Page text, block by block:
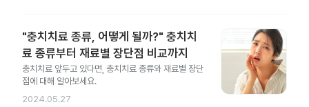
"충치치료 종류, 어떻게 될까?" 충치치
료 종류부터 재료별 장단점 비교까지
충치치료 앞두고 있다면, 충치치료 종류와 재료별 장단
점에 대해 알아보세요.
2024.05.27